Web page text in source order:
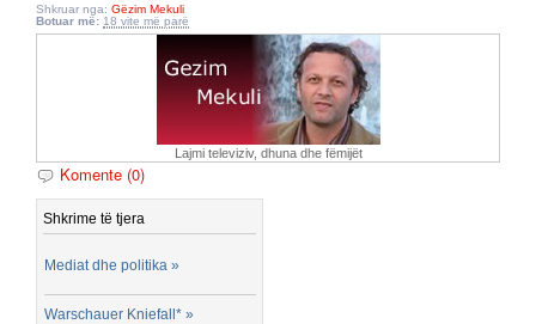
Shkruar nga: Gëzim Mekuli
Botuar më: 18 vite më parë
Lajmi televiziv, dhuna dhe fëmijët
Komente (0)
Shkrime të tjera
Mediat dhe politika »
Warschauer Kniefall* »